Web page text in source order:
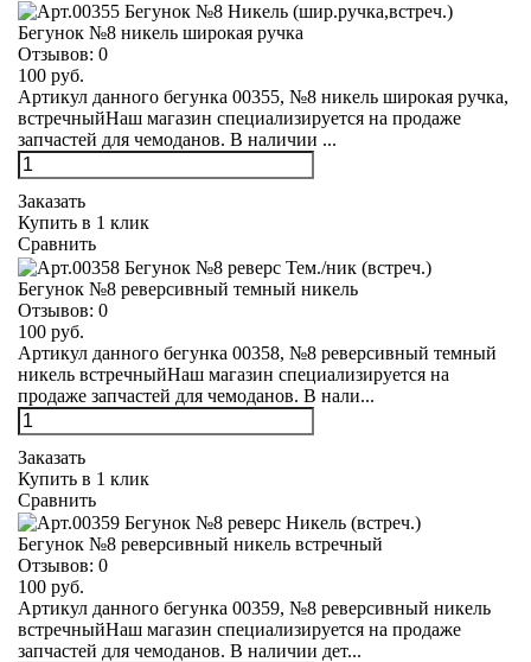
Бегунок №8 никель широкая ручка
Отзывов: 0
100 руб.
Артикул данного бегунка 00355, №8 никель широкая ручка,
встречныйНаш магазин специализируется на продаже
запчастей для чемоданов. В наличии ...
Заказать
Купить в 1 клик
Сравнить
Бегунок №8 реверсивный темный никель
Отзывов: 0
100 руб.
Артикул данного бегунка 00358, №8 реверсивный темный
никель встречныйНаш магазин специализируется на
продаже запчастей для чемоданов. В нали...
Заказать
Купить в 1 клик
Сравнить
Бегунок №8 реверсивный никель встречный
Отзывов: 0
100 руб.
Артикул данного бегунка 00359, №8 реверсивный никель
встречныйНаш магазин специализируется на продаже
запчастей для чемоданов. В наличии дет...